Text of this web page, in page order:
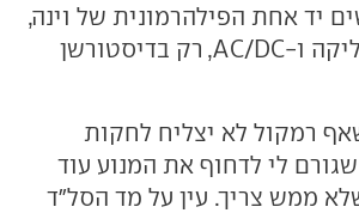
יד אחת הפילהרמונית של וינה,
ראמשטיין, מטאליקה ו-AC/DC, רק בדיסטורשן
רמקול לא יצליח לחקות
שגורם לי לדחוף את המנוע עוד
ממש צריך. עין על מד הסל"ד